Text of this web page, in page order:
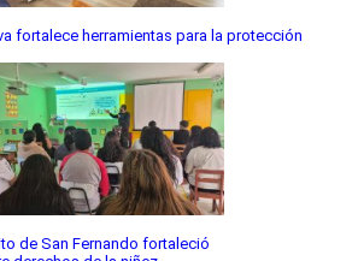
fortalece herramientas para la protección
de San Fernando fortaleció